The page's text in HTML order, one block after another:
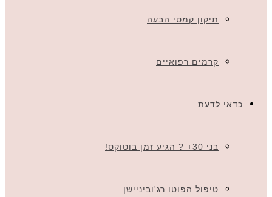
תיקון קמטי הבעה
קרמים רפואיים
כדאי לדעת
בני 30+ ? הגיע זמן בוטוקס!
טיפול הפוטו רג'וביניישן